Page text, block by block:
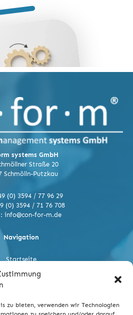
zu bieten, verwenden wir Technologien
systems GmbH
Straße 20
Schmölln-Putzkau
(0) 3594 / 77 96 29
(0) 3594 / 71 76 708
info@con-for-m.de
Navigation
Startseite
Referenzen